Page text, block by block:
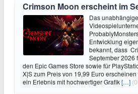
Crimson Moon erscheint im
Das unabhängige
Entwicklung
bekannt, dass
September 2026
den Epic Games Store sowie für
X|S zum Preis von 19,99 Euro
ein Erlebnis mit hochwertiger Grafik[…]